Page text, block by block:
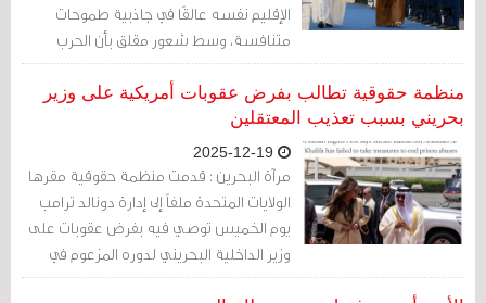
الإقليم نفسه عالقًا في جاذبية طموحات
متنافسة، وسط شعور مقلق بأن الحرب
المقبلة قد تكون قد بدأت بالفعل.
منظمة حقوقية تطالب بفرض عقوبات أمريكية على وزير
بحريني بسبب تعذيب المعتقلين
مرآة البحرين : قدمت منظمة حقوقية مقرها
الولايات المتحدة ملفاً إلى إدارة دونالد ترامب
يوم الخميس توصي فيه بفرض عقوبات على
وزير الداخلية البحريني لدوره المزعوم في
التعذيب في السجون الخاضعة لسيطرته.